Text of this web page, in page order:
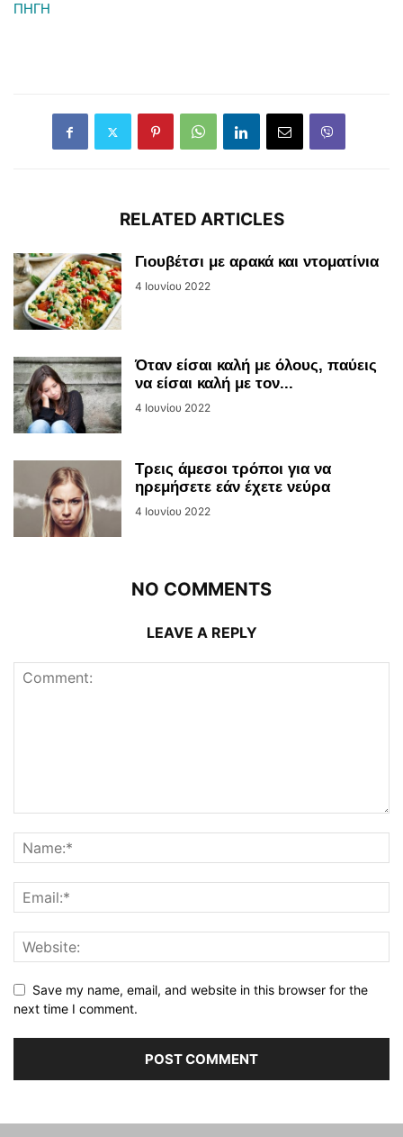
ΠΗΓΗ
RELATED ARTICLES
Γιουβέτσι με αρακά και ντοματίνια
4 Ιουνίου 2022
Όταν είσαι καλή με όλους, παύεις
να είσαι καλή με τον...
4 Ιουνίου 2022
Τρεις άμεσοι τρόποι για να
ηρεμήσετε εάν έχετε νεύρα
4 Ιουνίου 2022
NO COMMENTS
LEAVE A REPLY
Save my name, email, and website in this browser for the
next time I comment.